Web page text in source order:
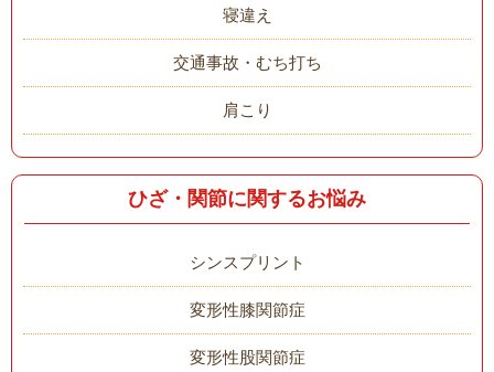
寝違え
交通事故・むち打ち
肩こり
ひざ・関節に関するお悩み
シンスプリント
変形性膝関節症
変形性股関節症